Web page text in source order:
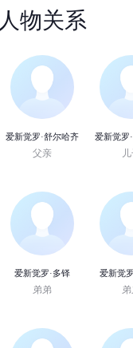
人物关系
爱新觉罗·舒尔哈齐
父亲
爱新觉罗
爱新觉罗·多铎
弟弟
爱新觉